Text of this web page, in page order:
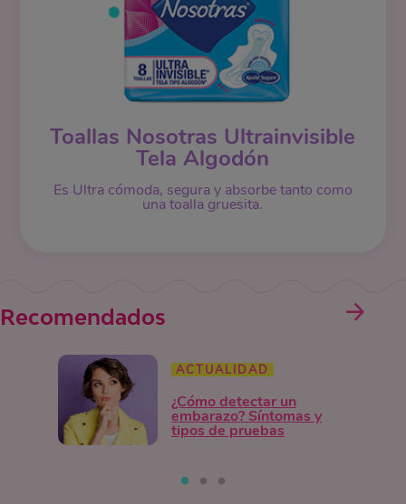
Toallas Nosotras Ultrainvisible
Tela Algodón
Es Ultra cómoda, segura y absorbe tanto como
una toalla gruesita.
Recomendados
ACTUALIDAD
¿Cómo detectar un
embarazo? Síntomas y
tipos de pruebas